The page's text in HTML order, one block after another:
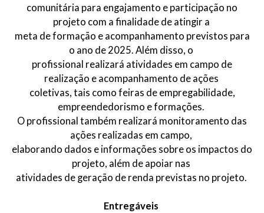
comunitária para engajamento e participação no
projeto com a finalidade de atingir a
meta de formação e acompanhamento previstos para
o ano de 2025. Além disso, o
profissional realizará atividades em campo de
realização e acompanhamento de ações
coletivas, tais como feiras de empregabilidade,
empreendedorismo e formações.
O profissional também realizará monitoramento das
ações realizadas em campo,
elaborando dados e informações sobre os impactos do
projeto, além de apoiar nas
atividades de geração de renda previstas no projeto.
Entregáveis